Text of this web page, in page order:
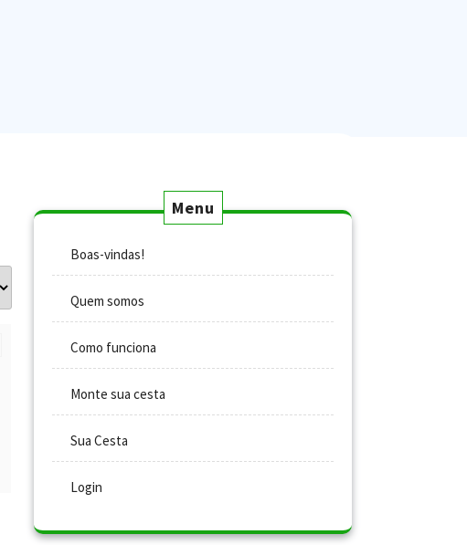
Menu
Boas-vindas!
Quem somos
Como funciona
Monte sua cesta
Sua Cesta
Login